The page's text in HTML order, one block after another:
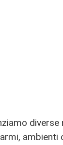
diverse